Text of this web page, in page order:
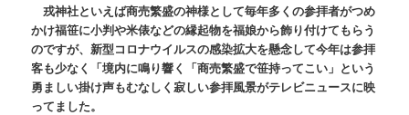
戎神社といえば商売繁盛の神様として毎年多くの参拝者がつめ
かけ福笹に小判や米俵などの縁起物を福娘から飾り付けてもらう
のですが、新型コロナウイルスの感染拡大を懸念して今年は参拝
客も少なく「境内に鳴り響く「商売繁盛で笹持ってこい」という
勇ましい掛け声もむなしく寂しい参拝風景がテレビニュースに映
ってました。